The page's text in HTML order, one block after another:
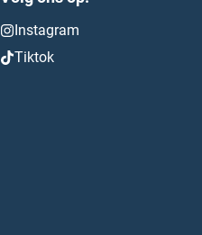
Instagram
Tiktok